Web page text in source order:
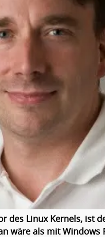
des Linux Kernels, ist
wäre als mit Windows